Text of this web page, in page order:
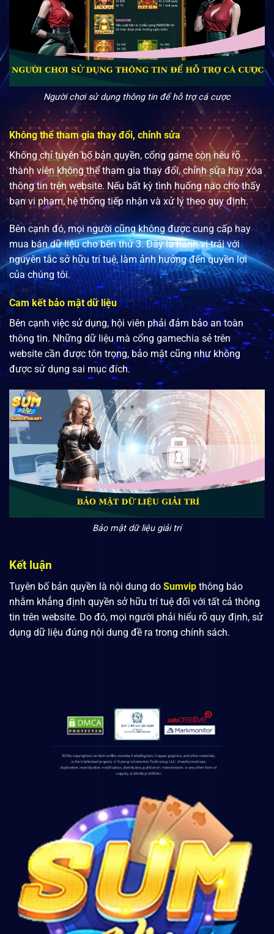
Người chơi sử dụng thông tin để hỗ trợ cá cược
Không thể tham gia thay đổi, chỉnh sửa
Không chỉ tuyên bố bản quyền, cổng game còn nêu rõ
thành viên không thể tham gia thay đổi, chỉnh sửa hay xóa
thông tin trên website. Nếu bất kỳ tình huống nào cho thấy
bạn vi phạm, hệ thống tiếp nhận và xử lý theo quy định.
Bên cạnh đó, mọi người cũng không được cung cấp hay
mua bán dữ liệu cho bên thứ 3. Đây là hành vi trái với
nguyên tắc sở hữu trí tuệ, làm ảnh hưởng đến quyền lợi
của chúng tôi.
Cam kết bảo mật dữ liệu
Bên cạnh việc sử dụng, hội viên phải đảm bảo an toàn
thông tin. Những dữ liệu mà cổng gamechia sẻ trên
website cần được tôn trọng, bảo mật cũng như không
được sử dụng sai mục đích.
Bảo mật dữ liệu giải trí
Kết luận
Tuyên bố bản quyền là nội dung do Sumvip thông báo
nhằm khẳng định quyền sở hữu trí tuệ đối với tất cả thông
tin trên website. Do đó, mọi người phải hiểu rõ quy định, sử
dụng dữ liệu đúng nội dung đề ra trong chính sách.